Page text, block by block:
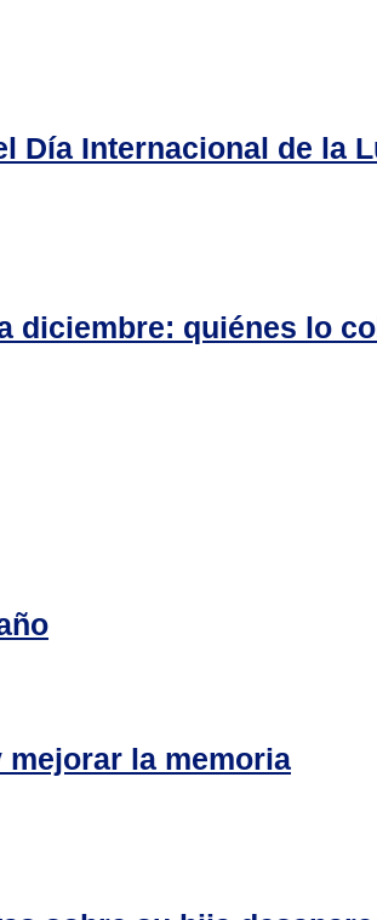
Día Internacional de la
diciembre: quiénes lo
la memoria